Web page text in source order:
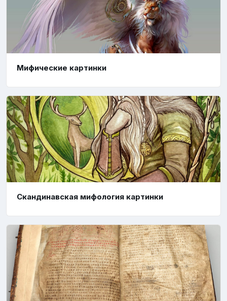
Мифические картинки
Скандинавская мифология картинки